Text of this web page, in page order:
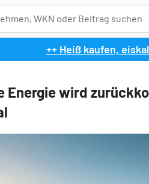
++ Heiß kaufen,
Energie wird